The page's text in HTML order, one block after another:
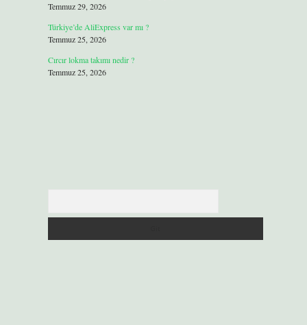
Temmuz 29, 2026
Türkiye’de AliExpress var mı ?
Temmuz 25, 2026
Cırcır lokma takımı nedir ?
Temmuz 25, 2026